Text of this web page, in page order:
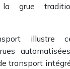
grue
illustre
transport